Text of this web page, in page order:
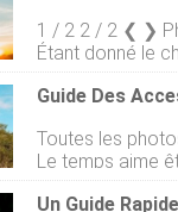
1 / 2 2 / 2 ❮ ❯ Photo de Pexels
Étant donné le
neuf ou
choisiraient un
tracteur
tracteur
pas une
Toutes les
Le temps aime
déchets, il ny a
– Henri Ford Les accessoires de